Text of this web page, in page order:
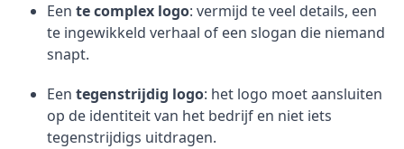
Een te complex logo: vermijd te veel details, een
te ingewikkeld verhaal of een slogan die niemand
snapt.
Een tegenstrijdig logo: het logo moet aansluiten
op de identiteit van het bedrijf en niet iets
tegenstrijdigs uitdragen.